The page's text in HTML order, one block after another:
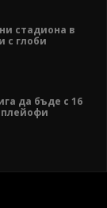
стадиона в
с глоби
да бъде с 16
плейофи